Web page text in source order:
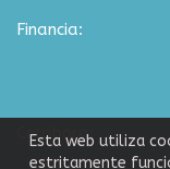
Financia:
Colabora:
Esta web utiliza
estritamente